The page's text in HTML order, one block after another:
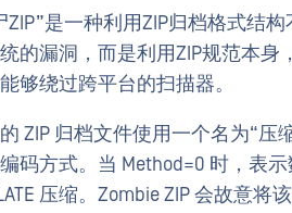
ZIP”是一种利用ZIP归档格式结
的漏洞，而是利用ZIP规范本身
够绕过跨平台的扫描器。
ZIP 归档文件使用一个名为“压
码方式。当 Method=0 时，表
压缩。Zombie ZIP 会故意